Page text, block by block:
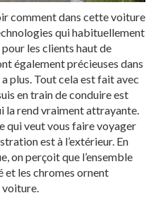
comment dans cette voiture
qui habituellement
les clients haut de
également précieuses dans
plus. Tout cela est fait avec
en train de conduire est
la rend vraiment attrayante.
qui veut vous faire voyager
est à l’extérieur. En
on perçoit que l’ensemble
et les chromes ornent
voiture.